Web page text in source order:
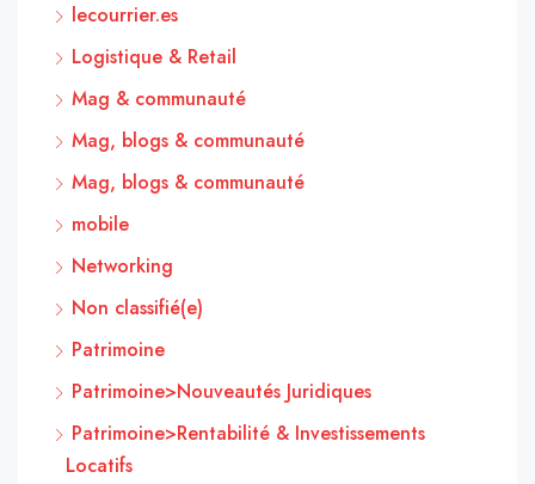
lecourrier.es
Logistique & Retail
Mag & communauté
Mag, blogs & communauté
Mag, blogs & communauté
mobile
Networking
Non classifié(e)
Patrimoine
Patrimoine>Nouveautés Juridiques
Patrimoine>Rentabilité & Investissements
Locatifs